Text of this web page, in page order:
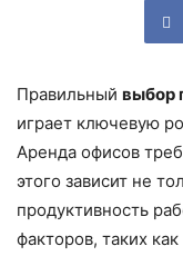
Правильный выбор
играет ключевую
Аренда офисов
этого зависит не
продуктивность
факторов, таких